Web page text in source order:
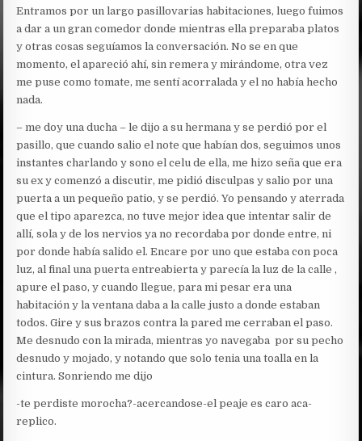
Entramos por un largo pasillovarias habitaciones, luego fuimos
a dar a un gran comedor donde mientras ella preparaba platos
y otras cosas seguíamos la conversación. No se en que
momento, el apareció ahí, sin remera y mirándome, otra vez
me puse como tomate, me sentí acorralada y el no había hecho
nada.
– me doy una ducha – le dijo a su hermana y se perdió por el
pasillo, que cuando salio el note que habían dos, seguimos unos
instantes charlando y sono el celu de ella, me hizo seña que era
su ex y comenzó a discutir, me pidió disculpas y salio por una
puerta a un pequeño patio, y se perdió. Yo pensando y aterrada
que el tipo aparezca, no tuve mejor idea que intentar salir de
allí, sola y de los nervios ya no recordaba por donde entre, ni
por donde había salido el. Encare por uno que estaba con poca
luz, al final una puerta entreabierta y parecía la luz de la calle ,
apure el paso, y cuando llegue, para mi pesar era una
habitación y la ventana daba a la calle justo a donde estaban
todos. Gire y sus brazos contra la pared me cerraban el paso.
Me desnudo con la mirada, mientras yo navegaba por su pecho
desnudo y mojado, y notando que solo tenia una toalla en la
cintura. Sonriendo me dijo
-te perdiste morocha?-acercandose-el peaje es caro aca-
replico.